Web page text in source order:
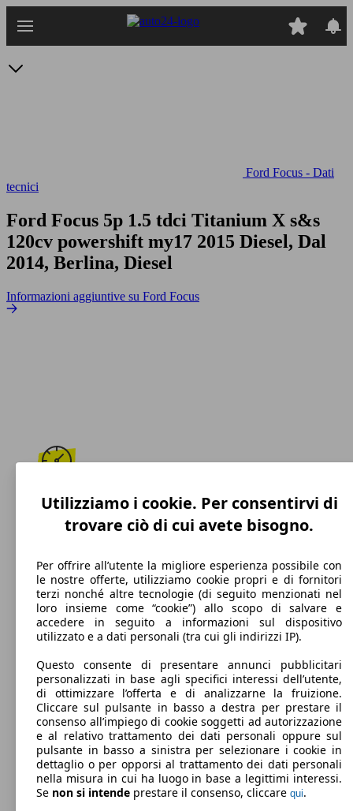
Ford Focus - Dati
tecnici
Ford Focus 5p 1.5 tdci Titanium X s&s
120cv powershift my17 2015 Diesel, Dal
2014, Berlina, Diesel
Informazioni aggiuntive su Ford Focus
195 km/h
Velocità massima
Diesel
Carburante
99 g/km
Emissioni di CO2 (combinato)*
Utilizziamo i cookie. Per consentirvi di
trovare ciò di cui avete bisogno.
Per offrire all’utente la migliore esperienza possibile con
le nostre offerte, utilizziamo cookie propri e di fornitori
terzi nonché altre tecnologie (di seguito menzionati nel
loro insieme come “cookie”) allo scopo di salvare e
accedere in seguito a informazioni sul dispositivo
utilizzato e a dati personali (tra cui gli indirizzi IP).
Questo consente di presentare annunci pubblicitari
personalizzati in base agli specifici interessi dell’utente,
di ottimizzare l’offerta e di analizzarne la fruizione.
Cliccare sul pulsante in basso a destra per prestare il
consenso all’impiego di cookie soggetti ad autorizzazione
e al relativo trattamento dei dati personali oppure sul
pulsante in basso a sinistra per selezionare i cookie in
dettaglio o per opporsi al trattamento dei dati personali
nella misura in cui ha luogo in base a legittimi interessi.
Se non si intende prestare il consenso, cliccare qui.